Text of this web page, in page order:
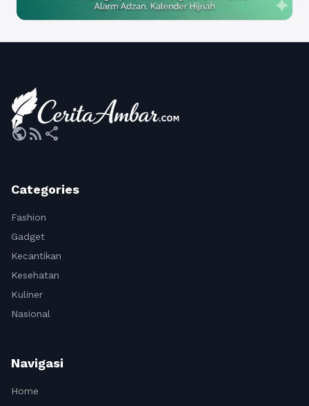
publicrss_feed share
Categories
Fashion
Gadget
Kecantikan
Kesehatan
Kuliner
Nasional
Navigasi
Home